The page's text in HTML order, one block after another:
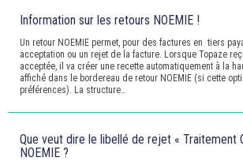
Information sur les retours NOEMIE !
Un retour NOEMIE permet, pour des factures en tiers
acceptation ou un rejet de la facture. Lorsque Topaze
acceptée, il va créer une recette automatiquement à la
affiché dans le bordereau de retour NOEMIE (si cette
préférences). La structure…
Que veut dire le libellé de rejet « Traitement
NOEMIE ?